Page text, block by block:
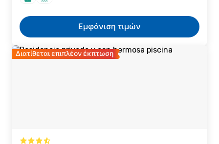
Εμφάνιση τιμών
Διατίθεται επιπλέον έκπτωση